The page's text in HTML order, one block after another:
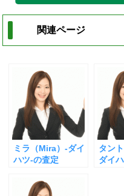
関連ページ
ミラ（Mira）-ダイ
ハツ-の査定
タン
ダイ